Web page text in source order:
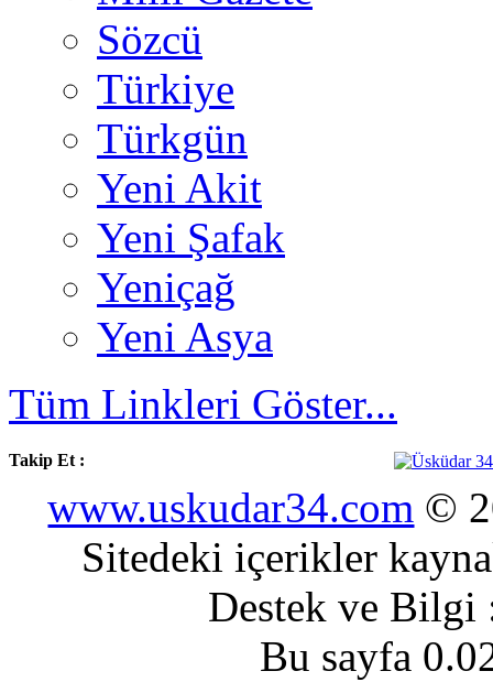
Sözcü
Türkiye
Türkgün
Yeni Akit
Yeni Şafak
Yeniçağ
Yeni Asya
Tüm Linkleri Göster...
Takip Et :
www.uskudar34.com ©
Sitedeki içerikler
Destek ve
Bu sayfa